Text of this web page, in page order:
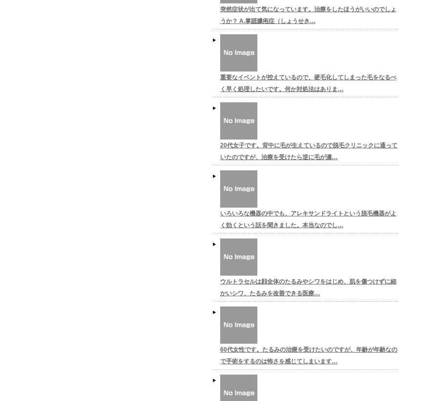
突然症状が出て気になっています。治療をしたほうがいいのでしょ
うか？ A.掌蹠膿疱症（しょうせき…
重要なイベントが控えているので、硬毛化してしまった毛をなるべ
く早く処理したいです。何か対処法はありま…
20代女子です。背中に毛が生えているので脱毛クリニックに通って
いたのですが、治療を受けたら逆に毛が濃…
いろいろな機器の中でも、アレキサンドライトという脱毛機器がよ
く効くという話を聞きました。本当なのでし…
ウルトラセルは顔全体のたるみやシワをはじめ、肌を傷つけずに細
かいシワ、たるみを改善できる医療…
60代女性です。たるみの治療を受けたいのですが、年齢が年齢なの
で手術をするのは怖さを感じてしまいます…